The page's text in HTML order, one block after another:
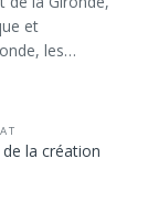
et
les…
la création